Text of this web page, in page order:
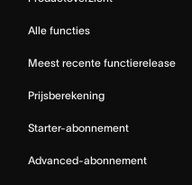
Alle functies
Meest recente functierelease
Prijsberekening
Starter-abonnement
Advanced-abonnement